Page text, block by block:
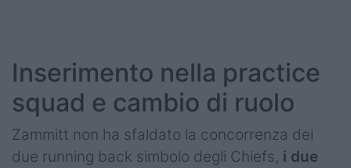
Inserimento nella practice
squad e cambio di ruolo
Zammitt non ha sfaldato la concorrenza dei
due running back simbolo degli Chiefs, i due